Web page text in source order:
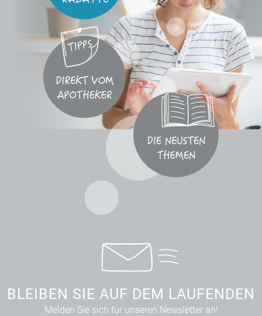
BLEIBEN SIE AUF DEM LAUFENDEN
Melden Sie sich für unseren Newsletter an!